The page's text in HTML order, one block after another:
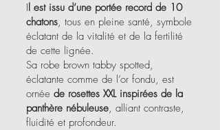
Il est issu d’une portée record de 10
chatons, tous en pleine santé, symbole
éclatant de la vitalité et de la fertilité
de cette lignée.
Sa robe brown tabby spotted,
éclatante comme de l’or fondu, est
ornée de rosettes XXL inspirées de la
panthère nébuleuse, alliant contraste,
fluidité et profondeur.